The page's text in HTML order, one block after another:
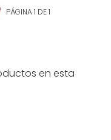
PÁGINA 1 DE 1
en esta